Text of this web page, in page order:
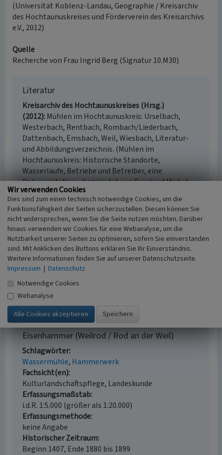
(Universität Koblenz-Landau, Geographie / Kreisarchiv
des Hochtaunuskreises und Förderverein des Kreisarchivs
e.V., 2012)
Quelle
Recherche von Frau Ingrid Berg (Signatur 10.M30)
Literatur
Kreisarchiv des Hochtaunuskreises (Hrsg.)
(2012) Mühlen im Hochtaunuskreis: Urselbach,
Westerbach, Rentbach, Rombach/Liederbach,
Dattenbach, Emsbach, Weil, Wiesbach, Literatur-
und Abbildungsverzeichnis. (Mühlen im
Hochtaunuskreis: Historische Standorte,
Wasserläufe, Betriebe und Betreiber, eine
Dokumentation - begründet von Reinhard Michel,
fortgeführt von von Ingrid Berg und Alexander
Wächtershäuser, Band 2.) Bad Homburg v.d. Höhe.
Kreisarchiv des Hochtaunuskreises (Hrsg.)
(2012) Mühlen im Hochtaunuskreis: Abbildungen
und Namensverzeichnis. (Mühlen im
Hochtaunuskreis: Historische Standorte,
Wasserläufe, Betriebe und Betreiber, eine
Dokumentation - begründet von Reinhard Michel,
fortgeführt von von Ingrid Berg und Alexander
Wächtershäuser, Band 3.) Bad Homburg v.d. Höhe.
Eisenhammer (Weilrod / Rod an der Weil)
Schlagwörter
Wassermühle Hammerwerk
Fachsicht(en)
Kulturlandschaftspflege, Landeskunde
Erfassungsmaßstab
i.d.R. 1:5.000 (größer als 1:20.000)
Erfassungsmethode
keine Angabe
Historischer Zeitraum
Beginn 1407, Ende 1880 bis 1899
Wir verwenden Cookies
Dies sind zum einen technisch notwendige Cookies, um die
Funktionsfähigkeit der Seiten sicherzustellen. Diesen können Sie
nicht widersprechen, wenn Sie die Seite nutzen möchten. Darüber
hinaus verwenden wir Cookies für eine Webanalyse, um die
Nutzbarkeit unserer Seiten zu optimieren, sofern Sie einverstanden
sind. Mit Anklicken des Buttons erklären Sie Ihr Einverständnis.
Weitere Informationen finden Sie auf unserer Datenschutzseite.
Impressum | Datenschutz
Notwendige Cookies
Webanalyse